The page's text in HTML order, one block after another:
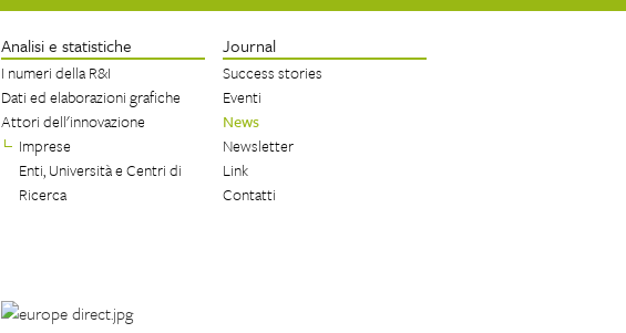
Analisi e statistiche
I numeri della R&I
Dati ed elaborazioni grafiche
Attori dell'innovazione
Imprese
Enti, Università e Centri di
Ricerca
Journal
Success stories
Eventi
News
Newsletter
Link
Contatti